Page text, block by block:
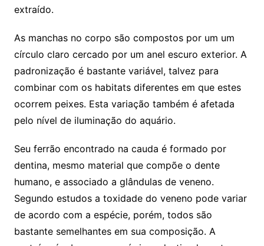
extraído.
As manchas no corpo são compostos por um um
círculo claro cercado por um anel escuro exterior. A
padronização é bastante variável, talvez para
combinar com os habitats diferentes em que estes
ocorrem peixes. Esta variação também é afetada
pelo nível de iluminação do aquário.
Seu ferrão encontrado na cauda é formado por
dentina, mesmo material que compõe o dente
humano, e associado a glândulas de veneno.
Segundo estudos a toxidade do veneno pode variar
de acordo com a espécie, porém, todos são
bastante semelhantes em sua composição. A